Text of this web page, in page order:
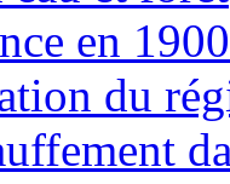
en 1900
du